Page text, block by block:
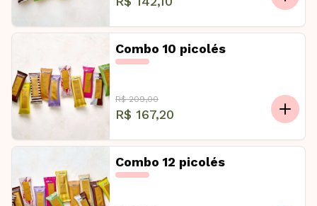
Combo 10 picolés
R$ 209,00
R$ 167,20
Combo 12 picolés